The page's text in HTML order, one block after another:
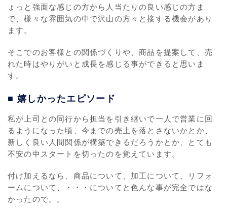
ょっと強面な感じの方から人当たりの良い感じの方ま
で、様々な雰囲気の中で沢山の方々と接する機会があり
ます。
そこでのお客様との関係づくりや、商品を提案して、売
れた時はやりがいと成長を感じる事ができると思いま
す。
■ 嬉しかったエピソード
私が上司との同行から担当を引き継いで一人で営業に回
るようになった頃、今までの売上を落とさないかとか、
新しく良い人間関係が構築できるだろうかとか、とても
不安の中スタートを切ったのを覚えています。
付け加えるなら、商品について、加工について、リフォ
ームについて、・・・についてと色んな事が完全ではな
かったので。。